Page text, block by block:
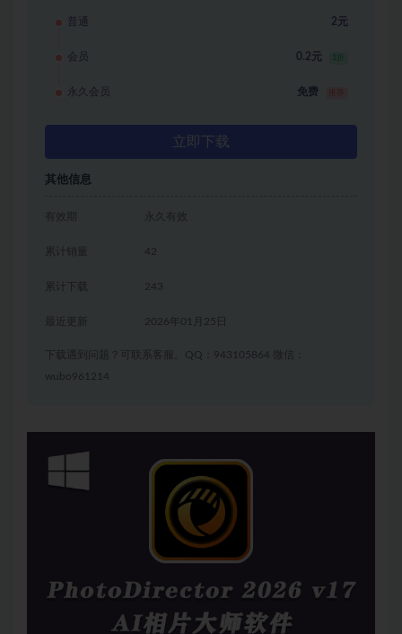
普通 2元
会员 0.2元 1折
永久会员 免费
立即下载
其他信息
有效期 永久有效
累计销量 42
累计下载 243
2026年01月25日
下载遇到问题？可联系客服。QQ：943105864 微信：
wubo961214